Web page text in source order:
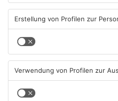
TOPNEWS
Waldaschaff und zwischen
Hanau und Kahl